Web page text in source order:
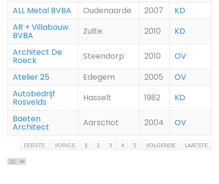
ALL Metal BVBA Oudenaarde 2007
KD
AR + Villabouw
BVBA Zulte 2010
KD
Architect De
Roeck Steendorp 2010
OV
Atelier 25
Edegem 2005
OV
Autobedrijf
Rosvelds Hasselt 1982
KD
Baeten
Architect Aarschot 2004 OV
EERSTE VORIGE 1 2 3 4 5 VOLGENDE LAATSTE